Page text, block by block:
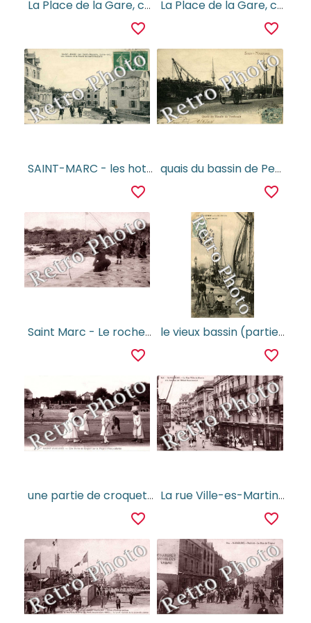
La Place de la Gare, cote de la rue Thiers
favorite_border
La Place de la Gare, cote de la rue Thiers
favorite_border
SAINT-MARC - les hotels et la route de St Nazaire
favorite_border
quais du bassin de Penhouet
favorite_border
Saint Marc - Le rocher du Lion (pêche au carrelet)
favorite_border
le vieux bassin (partie ouest)
favorite_border
une partie de croquet sur la plage a Villez Martin
favorite_border
La rue Ville-es-Martin a la hauteur de l'hotel continental
favorite_border